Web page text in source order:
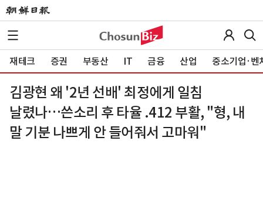
재테크 증권 부동산 IT 금융 산업 중소기업·벤
김광현 왜 '2년 선배' 최정에게 일침
날렸나…쓴소리 후 타율 .412 부활, "형, 내
말 기분 나쁘게 안 들어줘서 고마워"